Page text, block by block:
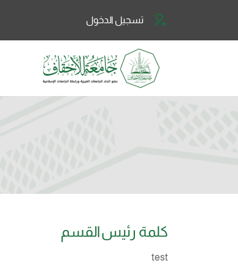
تسجيل الدخول
كلمة رئيس القسم
test